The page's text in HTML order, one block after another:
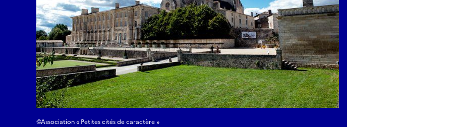
©Association « Petites cités de caractère »